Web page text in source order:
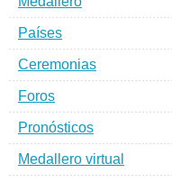
Países
Ceremonias
Foros
Pronósticos
Medallero virtual